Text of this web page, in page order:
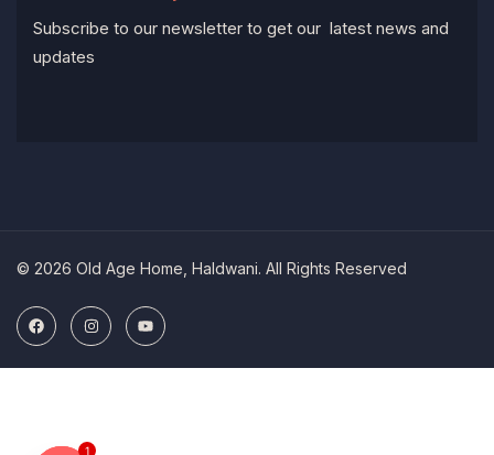
Subscribe to our newsletter to get our latest news and
updates
© 2026 Old Age Home, Haldwani. All Rights Reserved